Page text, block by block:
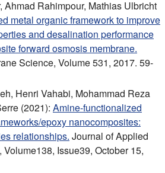
Ahmad Rahimpour, Mathias Ulbricht
metal organic framework to improve
and desalination performance
forward osmosis membrane.
Science, Volume 531, 2017. 59-
Henri Vahabi, Mohammad Reza
(2021): Amine-functionalized
epoxy nanocomposites:
relationships. Journal of Applied
Issue39, October 15,